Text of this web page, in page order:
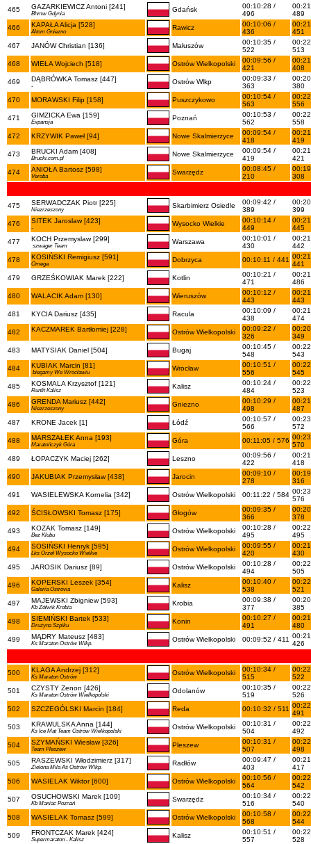
465
GAZARKIEWICZ Antoni [241]
Bhmw Gdynia
Gdańsk
00:10:28 /
496
489
466
KAPAŁA Alicja [528]
Altom Gniezno
Rawicz
00:10:06 /
436
451
467
JANÓW Christian [136] Małuszów
00:10:35 /
522
513
468
WIEŁA Wojciech [518] Ostrów Wielkopolski
00:09:56 /
421
408
469
DĄBRÓWKA Tomasz [447]
-
Ostrów Wlkp
00:09:33 /
363
380
470
MORAWSKI Filip [158] Puszczykowo
00:10:54 /
563
556
471
GIMZICKA Ewa [159]
Expansja
Poznań
00:10:53 /
562
558
472
KRZYWIK Paweł [94] Nowe Skalmierzyce
00:09:54 /
418
419
473
BRUCKI Adam [408]
Brucki.com.pl
Nowe Skalmierzyce
00:09:54 /
419
421
474
ANIOŁA Bartosz [598]
Veroba
Swarzędz
00:08:45 /
210
308
475 SERWADCZAK Piotr [225]
Niezrzeszony
Skarbimierz Osiedle
00:09:42 /
389
399
476
SITEK Jaroslaw [423]
-
Wysocko Wielkie
00:10:14 /
449
445
477
KOCH Przemyslaw [299]
szwager Team
Warszawa
00:10:01 /
430
442
478
KOSIŃSKI Remigiusz [591]
Omega
Dobrzyca 00:10:11 / 441
441
479
GRZEŚKOWIAK Marek [222] Kotlin
00:10:21 /
471
486
480
WALACIK Adam [130] Wieruszów
00:10:12 /
443
443
481
KYCIA Dariusz [435] Racula
00:10:09 /
438
474
482
KACZMAREK Bartłomiej [228] Ostrów Wielkopolski
00:09:22 /
326
349
483
MATYSIAK Daniel [504] Bugaj
00:10:45 /
548
543
484
KUBIAK Marcin [81]
biegamy We Wrocławiu
Wrocław
00:10:51 /
556
545
485
KOSMALA Krzysztof [121]
Runfit Kalisz
Kalisz
00:10:24 /
484
523
486
GRENDA Mariusz [442]
Niezrzeszony
Gniezno
00:10:29 /
498
487
487
KRONE Jacek [1] Łódź
00:10:57 /
566
572
488
MARSZAŁEK Anna [193]
Maratończyk Góra
Góra 00:11:05 / 576
570
489
ŁOPACZYK Maciej [262] Leszno
00:09:56 /
422
418
490
JAKUBIAK Przemysław [438] Jarocin
00:09:10 /
278
316
491
WASIELEWSKA Kornelia [342] Ostrów Wielkopolski 00:11:22 / 584
576
492
ŚCISŁOWSKI Tomasz [175] Głogów
00:09:35 /
366
378
493
KOZAK Tomasz [149]
Bez Klubu
Ostrów Wielkopolski
00:10:28 /
495
495
494
SOSIŃSKI Henryk [595]
Lks Orzeł Wysocko Wielkie
Ostrów Wielkopolski
00:09:55 /
420
430
495
JAROSIK Dariusz [89] Ostrów Wielkopolski
00:10:28 /
494
505
496
KOPERSKI Leszek [354]
Galeria Ostrovia
Kalisz
00:10:40 /
538
521
497
MAJEWSKI Zbigniew [593]
Kb Żółwik Krobia
Krobia
00:09:38 /
377
385
498
SIEMIŃSKI Bartek [533]
Drużyna Szpiku
Konin
00:10:27 /
491
480
499
MĄDRY Mateusz [483]
Ks Maraton Ostrów Wlkp.
Ostrów Wielkopolski 00:09:52 / 411
426
500 KLAGA Andrzej [312]
Ks Maraton Ostrów
Ostrów Wielkopolski
00:10:34 /
515
522
501
CZYSTY Zenon [426]
Ks Maraton Ostrów Wielkopolski
Odolanów
00:10:35 /
519
526
502
SZCZEGÓLSKI Marcin [184] Reda 00:10:32 / 511
491
503
KRAWULSKA Anna [144]
Ks Ice Mat Team Ostrów Wielkopolski
Ostrów Wielkopolski
00:10:31 /
504
492
504
SZYMAŃSKI Wiesław [326]
Team Pleszew
Pleszew
00:10:31 /
507
498
505
RASZEWSKI Włodzimierz [317]
Zielona Mila Aś Ostrów Wlkp.
Radłów
00:09:47 /
403
417
506
WASIELAK Wiktor [600] Ostrów Wielkopolski
00:10:56 /
564
542
507
OSUCHOWSKI Marek [109]
Kb Maniac Poznań
Swarzędz
00:10:34 /
516
540
508
WASIELAK Tomasz [599] Ostrów Wielkopolski
00:10:58 /
568
544
509
FRONTCZAK Marek [424]
Supermaraton - Kalisz
Kalisz
00:10:51 /
557
528